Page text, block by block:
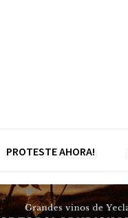
PROTESTE AHORA!